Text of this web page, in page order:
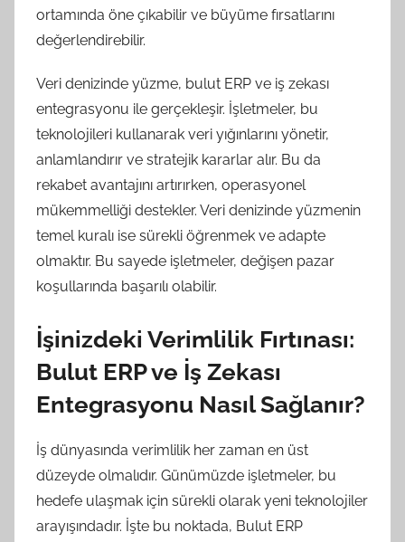
ortamında öne çıkabilir ve büyüme fırsatlarını
değerlendirebilir.
Veri denizinde yüzme, bulut ERP ve iş zekası
entegrasyonu ile gerçekleşir. İşletmeler, bu
teknolojileri kullanarak veri yığınlarını yönetir,
anlamlandırır ve stratejik kararlar alır. Bu da
rekabet avantajını artırırken, operasyonel
mükemmelliği destekler. Veri denizinde yüzmenin
temel kuralı ise sürekli öğrenmek ve adapte
olmaktır. Bu sayede işletmeler, değişen pazar
koşullarında başarılı olabilir.
İşinizdeki Verimlilik Fırtınası:
Bulut ERP ve İş Zekası
Entegrasyonu Nasıl Sağlanır?
İş dünyasında verimlilik her zaman en üst
düzeyde olmalıdır. Günümüzde işletmeler, bu
hedefe ulaşmak için sürekli olarak yeni teknolojiler
arayışındadır. İşte bu noktada, Bulut ERP